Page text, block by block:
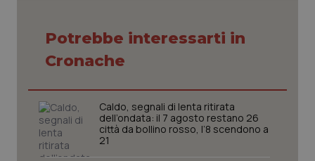
Liguria
Lombardia
Marche
Disturbi dell’umore
Dolore
Donna & Salute
Potrebbe interessarti in
Cronache
Caldo, segnali di lenta ritirata
dell’ondata: il 7 agosto restano 26
città da bollino rosso, l’8 scendono a
21